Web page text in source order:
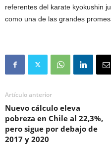
referentes del karate kyokushin
como una de las grandes
Artículo anterior
Nuevo cálculo eleva
pobreza en Chile al 22,3%,
pero sigue por debajo de
2017 y 2020